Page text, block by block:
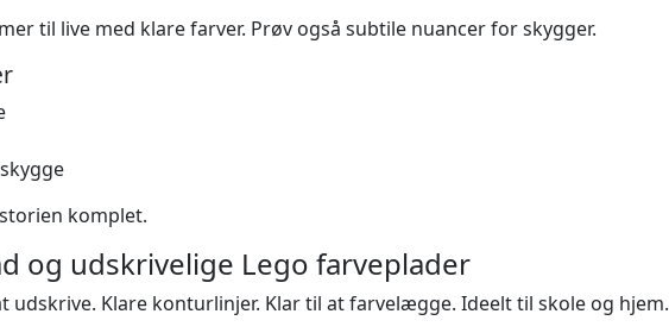
til live med klare farver. Prøv også subtile nuancer for skygger.
komplet.
og udskrivelige Lego farveplader
udskrive. Klare konturlinjer. Klar til at farvelægge. Ideelt til skole og hjem.